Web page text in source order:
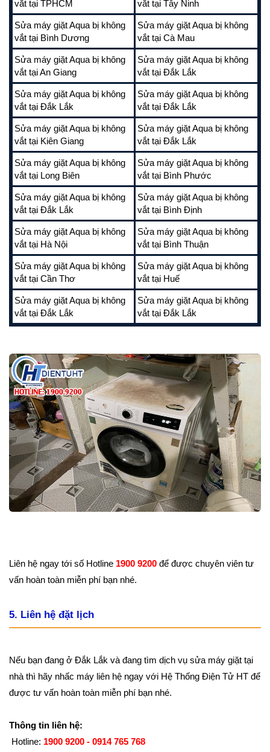
vắt tại TPHCM vắt tại Tây Ninh
Sửa máy giặt Aqua bị không
vắt tại Bình Dương
Sửa máy giặt Aqua bị không
vắt tại Cà Mau
Sửa máy giặt Aqua bị không
vắt tại An Giang
Sửa máy giặt Aqua bị không
vắt tại Đắk Lắk
Sửa máy giặt Aqua bị không
vắt tại Đắk Lắk
Sửa máy giặt Aqua bị không
vắt tại Đắk Lắk
Sửa máy giặt Aqua bị không
vắt tại Kiên Giang
Sửa máy giặt Aqua bị không
vắt tại Đắk Lắk
Sửa máy giặt Aqua bị không
vắt tại Long Biên
Sửa máy giặt Aqua bị không
vắt tại Bình Phước
Sửa máy giặt Aqua bị không
vắt tại Đắk Lắk
Sửa máy giặt Aqua bị không
vắt tại Bình Định
Sửa máy giặt Aqua bị không
vắt tại Hà Nội
Sửa máy giặt Aqua bị không
vắt tại Bình Thuận
Sửa máy giặt Aqua bị không
vắt tại Cần Thơ
Sửa máy giặt Aqua bị không
vắt tại Huế
Sửa máy giặt Aqua bị không
vắt tại Đắk Lắk
Sửa máy giặt Aqua bị không
vắt tại Đắk Lắk
Liên hệ ngay tới số Hotline 1900 9200 để được chuyên viên tư
vấn hoàn toàn miễn phí bạn nhé.
5. Liên hệ đặt lịch
Nếu bạn đang ở Đắk Lắk và đang tìm dịch vụ sửa máy giặt tại
nhà thì hãy nhấc máy liên hệ ngay với Hệ Thống Điện Tử HT để
được tư vấn hoàn toàn miễn phí bạn nhé.
Thông tin liên hệ:
Hotline: 1900 9200 - 0914 765 768